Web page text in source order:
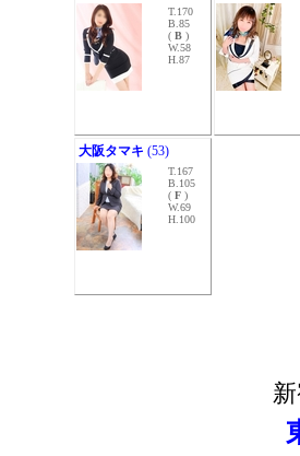
T.170
B.85
( B )
W.58
H.87
大阪タマキ (53)
T.167
B.105
( F )
W.69
H.100